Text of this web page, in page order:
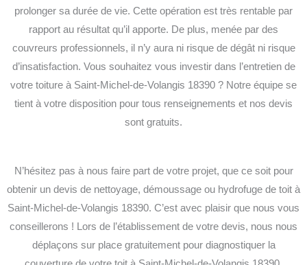
prolonger sa durée de vie. Cette opération est très rentable par
rapport au résultat qu’il apporte. De plus, menée par des
couvreurs professionnels, il n’y aura ni risque de dégât ni risque
d’insatisfaction. Vous souhaitez vous investir dans l’entretien de
votre toiture à Saint-Michel-de-Volangis 18390 ? Notre équipe se
tient à votre disposition pour tous renseignements et nos devis
sont gratuits.
N’hésitez pas à nous faire part de votre projet, que ce soit pour
obtenir un devis de nettoyage, démoussage ou hydrofuge de toit à
Saint-Michel-de-Volangis 18390. C’est avec plaisir que nous vous
conseillerons ! Lors de l’établissement de votre devis, nous nous
déplaçons sur place gratuitement pour diagnostiquer la